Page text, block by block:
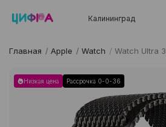
Калининград
Главная / Apple / Watch / Watch Ultra 3
Низкая цена Рассрочка 0-0-36